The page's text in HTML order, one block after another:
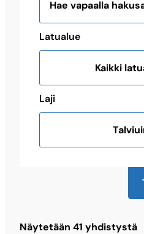
Latualue
Laji
Näytetään 41 yhdistystä